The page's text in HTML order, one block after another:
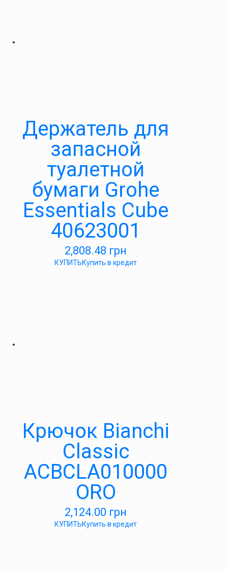
Держатель для
запасной
туалетной
бумаги Grohe
Essentials Cube
40623001
2,808.48 грн
КУПИТЬКупить в кредит
Крючок Bianchi
Classic
ACBCLA010000
ORO
2,124.00 грн
КУПИТЬКупить в кредит